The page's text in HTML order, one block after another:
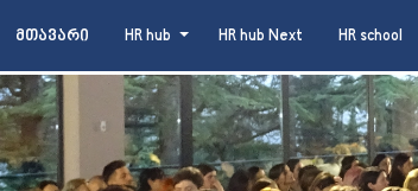
მთავარი HR hub HR hub Next HR school